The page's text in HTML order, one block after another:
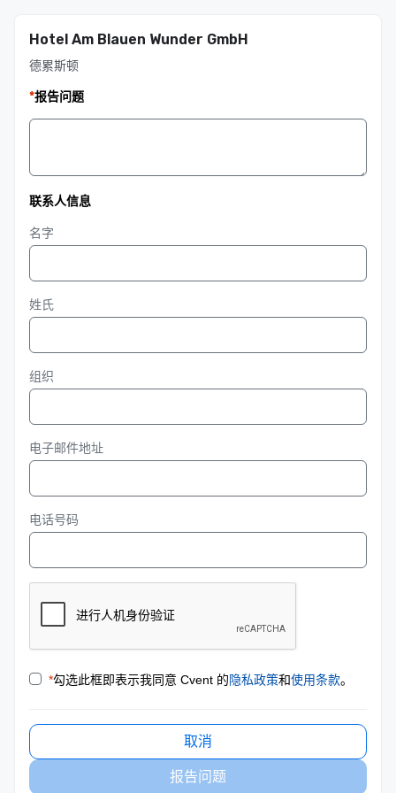
Hotel Am Blauen Wunder GmbH
德累斯顿
*报告问题
联系人信息
名字
姓氏
组织
电子邮件地址
电话号码
*勾选此框即表示我同意 Cvent 的隐私政策和使用条款。
取消
报告问题